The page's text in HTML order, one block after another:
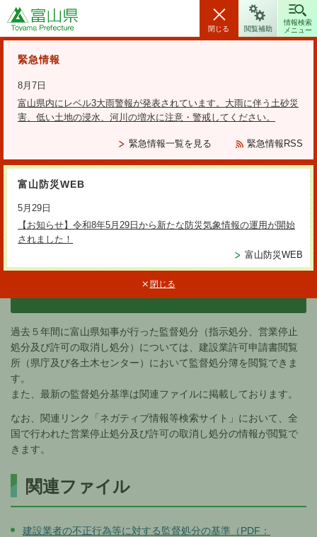
富山県
閉じる 閲覧補助
情報検索
メニュー
緊急情報
8月7日
富山県内にレベル3大雨警報が発表されています。大雨に伴う土砂災
害、低い土地の浸水、河川の増水に注意・警戒してください。
緊急情報一覧を見る 緊急情報RSS
富山防災WEB
5月29日
【お知らせ】令和8年5月29日から新たな防災気象情報の運用が開始
されました！
富山防災WEB
閉じる
テーマから探す
建設業者に対する監督処分につ
いて（監督処分簿の閲覧及び監督
過去５年間に富山県知事が行った監督処分（指示処分、営業停止
処分及び許可の取消し処分）については、建設業許可申請書閲覧
所（県庁及び各土木センター）において監督処分簿を閲覧できま
す。
また、最新の監督処分基準は関連ファイルに掲載しております。
なお、関連リンク「ネガティブ情報等検索サイト」において、全
国で行われた営業停止処分及び許可の取消し処分の情報が閲覧で
きます。
関連ファイル
建設業者の不正行為等に対する監督処分の基準（PDF：